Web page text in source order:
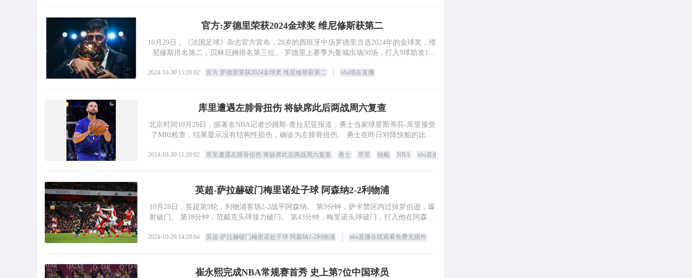
官方:罗德里荣获2024金球奖 维尼修斯获第二
10月29日，《法国足球》杂志官方宣布，28岁的西班牙中场罗德里当选2024年的金球奖，维
尼修斯排名第二，贝林厄姆排名第三位。 罗德里上赛季为曼城出场50场，打入9球助攻14
2024-10-30 15:20:02 官方:罗德里荣获2024金球奖 维尼修斯获第二 nba现在直播
库里遭遇左腓骨扭伤 将缺席此后两战周六复查
北京时间10月29日，据著名NBA记者沙姆斯-查拉尼亚报道，勇士当家球星斯蒂芬-库里接受
了MRI检查，结果显示没有结构性损伤，确诊为左腓骨扭伤。 勇士在昨日对阵快船的比赛
2024-10-30 11:20:02 库里遭遇左腓骨扭伤 将缺席此后两战周六复查 勇士 库里 快船 NBA
nba直播在线观看免费无插
英超-萨拉赫破门梅里诺处子球 阿森纳2-2利物浦
10月28日，英超第9轮，利物浦客场2-2战平阿森纳。 第9分钟，萨卡禁区内过掉罗伯逊，爆
射破门。 第18分钟，范戴克头球接力破门。 第43分钟，梅里诺头球破门，打入他在阿森纳
2024-10-29 14:20:04 英超-萨拉赫破门梅里诺处子球 阿森纳2-2利物浦 nba直播在线观看免费无插件
崔永熙完成NBA常规赛首秀 史上第7位中国球员